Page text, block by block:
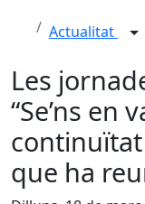
Actualitat
Les
“Se’ns en
que ha